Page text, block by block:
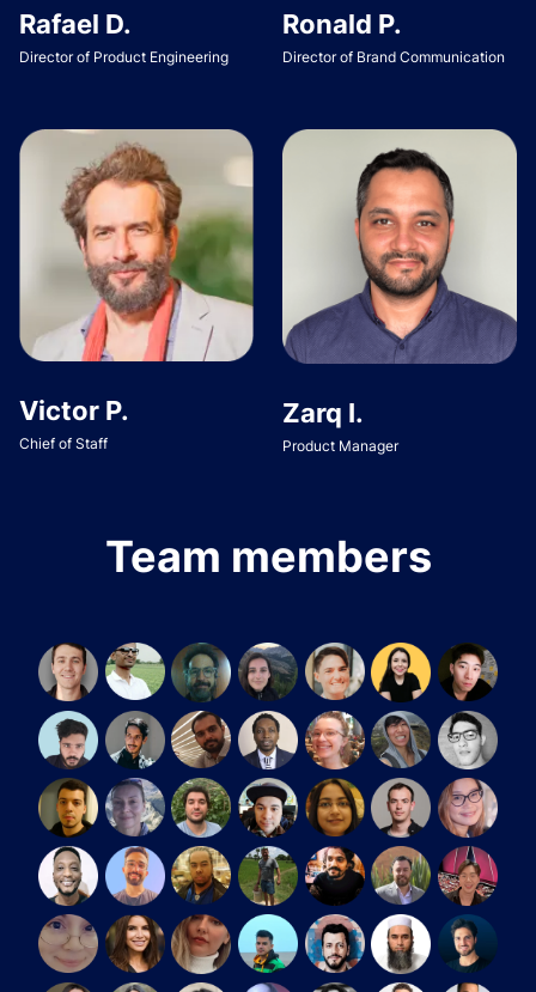
Rafael D.
Director of Product Engineering
Ronald P.
Director of Brand Communication
Victor P.
Chief of Staff
Zarq I.
Product Manager
Team members